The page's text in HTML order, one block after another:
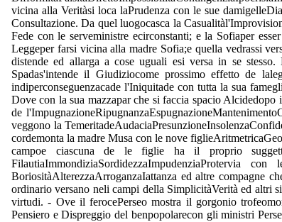
vicina alla Veritàsi loca laPrudenza con le sue
Consultazione. Da quel luogocasca la
Fede con le serveministre ecirconstanti; e la Sofiaper
Leggeper farsi vicina alla madre Sofia;e quella vedrassi
distende ed allarga a cose uguali esi versa in se
Spadas'intende il Giudiziocome prossimo effetto de
indiperconseguenzacade l'Iniquitade con tutta la sua
Dove con la sua mazzapar che si faccia spacio
de
veggono la
cordemonta la madre Musa con le nove
campoe ciascuna de le figlie ha il proprio
BoriositàAlterezzaArroganzaIattanza ed altre compagne
ordinario versano neli campi della SimplicitàVerità ed altri
virtudi. - Ove il ferocePerseo mostra il gorgonio
Pensiero e Dispreggio del benpopolarecon gli ministri